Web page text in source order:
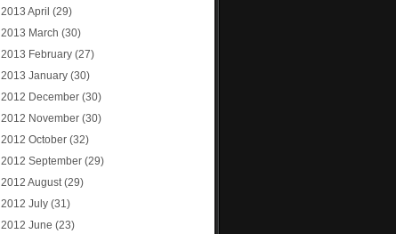
2013 April (29)
2013 March (30)
2013 February (27)
2013 January (30)
2012 December (30)
2012 November (30)
2012 October (32)
2012 September (29)
2012 August(29)
2012 July (31)
2012 June (23)